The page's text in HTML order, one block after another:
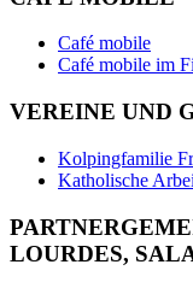
Café mobile
Café mobile im
VEREINE UND
Kolpingfamilie
Katholische
LOURDES,